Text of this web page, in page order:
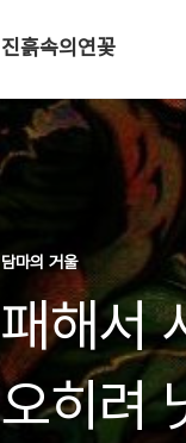
진흙속의연꽃
담마의 거울
패해서
오히려